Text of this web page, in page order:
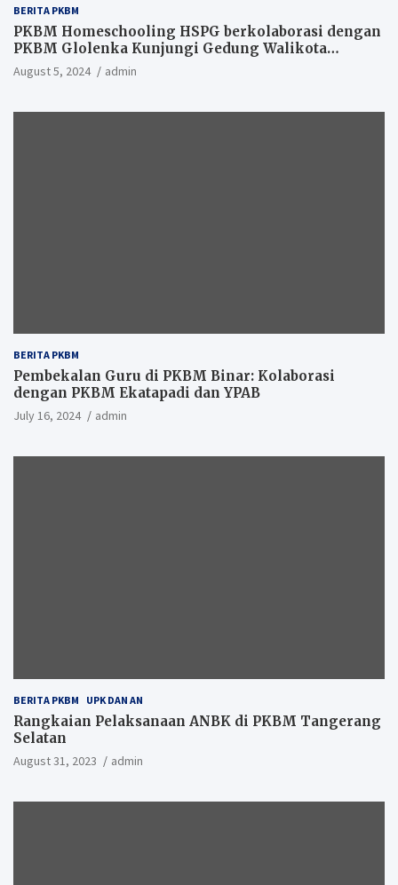
BERITA PKBM
PKBM Homeschooling HSPG berkolaborasi dengan
PKBM Glolenka Kunjungi Gedung Walikota
Tangsel
August 5, 2024 admin
BERITA PKBM
Pembekalan Guru di PKBM Binar: Kolaborasi
dengan PKBM Ekatapadi dan YPAB
July 16, 2024 admin
BERITA PKBM UPK DAN AN
Rangkaian Pelaksanaan ANBK di PKBM Tangerang
Selatan
August 31, 2023 admin